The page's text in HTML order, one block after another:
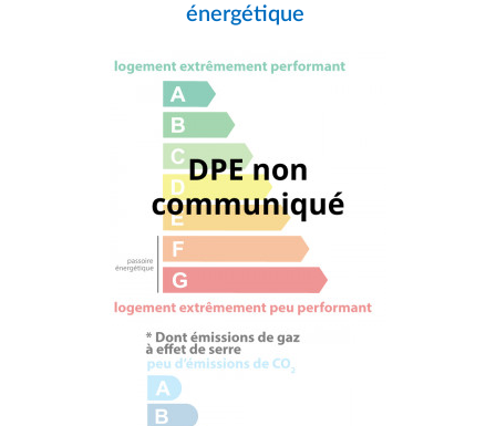
énergétique